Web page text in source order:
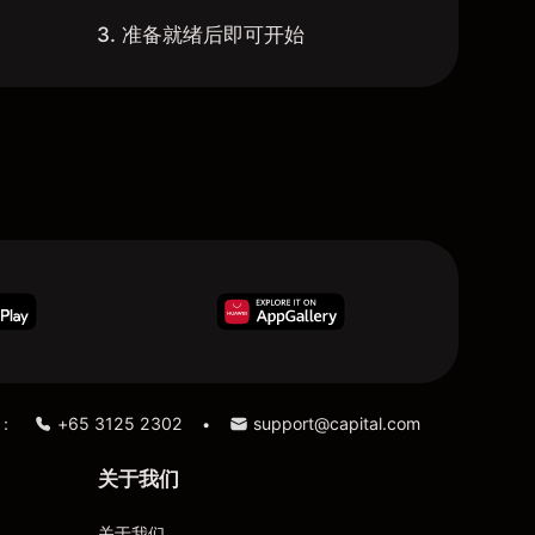
3. 准备就绪后即可开始
+65 3125 2302 • support@capital.com
关于我们